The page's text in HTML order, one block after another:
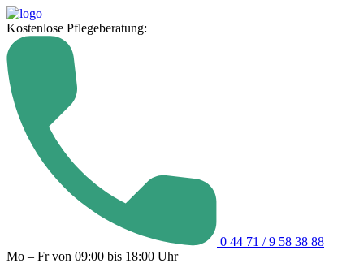
Kostenlose Pflegeberatung:
0 44 71 / 9 58 38 88
Mo – Fr von 09:00 bis 18:00 Uhr